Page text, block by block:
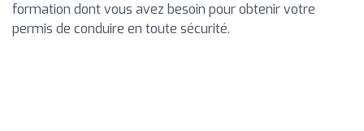
formation dont vous avez besoin pour obtenir votre
permis de conduire en toute sécurité.